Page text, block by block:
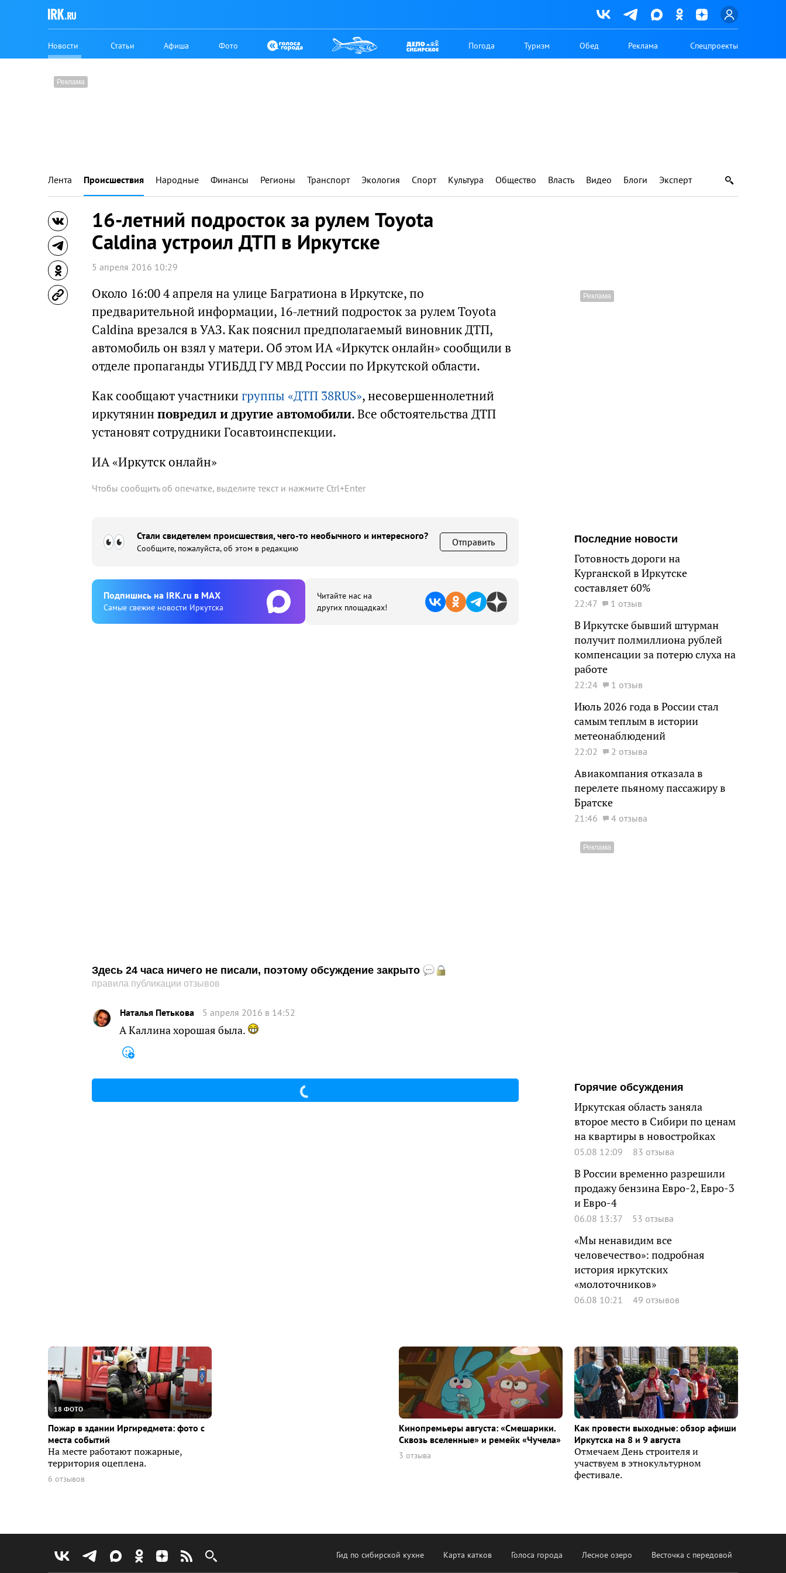
Новости Статьи Афиша Фото Погода Туризм Обед Реклама Спецпроекты
Лента Происшествия Народные Финансы Регионы Транспорт Экология Спорт Культура Общество Власть Видео Блоги Эксперт
16-летний подросток за рулем Toyota
Caldina устроил ДТП в Иркутске
5 апреля 2016 10:29
Около 16:00 4 апреля на улице Багратиона в Иркутске, по
предварительной информации, 16-летний подросток за рулем Toyota
Caldina врезался в УАЗ. Как пояснил предполагаемый виновник ДТП,
автомобиль он взял у матери. Об этом ИА «Иркутск онлайн» сообщили в
отделе пропаганды УГИБДД ГУ МВД России по Иркутской области.
Как сообщают участники группы «ДТП 38RUS», несовершеннолетний
иркутянин повредил и другие автомобили. Все обстоятельства ДТП
установят сотрудники Госавтоинспекции.
ИА «Иркутск онлайн»
Чтобы сообщить об опечатке, выделите текст и нажмите Ctrl+Enter
Стали свидетелем происшествия, чего-то необычного и интересного?
Сообщите, пожалуйста, об этом в редакцию
Отправить
Подпишиcь на IRK.ru в MAX
Cамые свежие новости Иркутска
Читайте нас на
других площадках!
Здесь 24 часа ничего не писали, поэтому обсуждение закрыто
правила публикации отзывов
Наталья Петькова 5 апреля 2016 в 14:52
А Каллина хорошая была.
Последние новости
Готовность дороги на
Курганской в Иркутске
составляет 60%
22:47 1 отзыв
В Иркутске бывший штурман
получит полмиллиона рублей
компенсации за потерю слуха на
работе
22:24 1 отзыв
Июль 2026 года в России стал
самым теплым в истории
метеонаблюдений
22:02 2 отзыва
Авиакомпания отказала в
перелете пьяному пассажиру в
Братске
21:46 4 отзыва
Горячие обсуждения
Иркутская область заняла
второе место в Сибири по ценам
на квартиры в новостройках
05.08 12:09 83 отзыва
В России временно разрешили
продажу бензина Евро-2, Евро-3
и Евро-4
06.08 13:37 53 отзыва
«Мы ненавидим все
человечество»: подробная
история иркутских
«молоточников»
06.08 10:21 49 отзывов
18 ФОТО
Пожар в здании Иргиредмета: фото с
места событий
На месте работают пожарные,
территория оцеплена.
6 отзывов
Кинопремьеры августа: «Смешарики.
Сквозь вселенные» и ремейк «Чучела»
3 отзыва
Как провести выходные: обзор афиши
Иркутска на 8 и 9 августа
Отмечаем День строителя и
участвуем в этнокультурном
фестивале.
Гид по сибирской кухне Карта катков Голоса города Лесное озеро Весточка с передовой